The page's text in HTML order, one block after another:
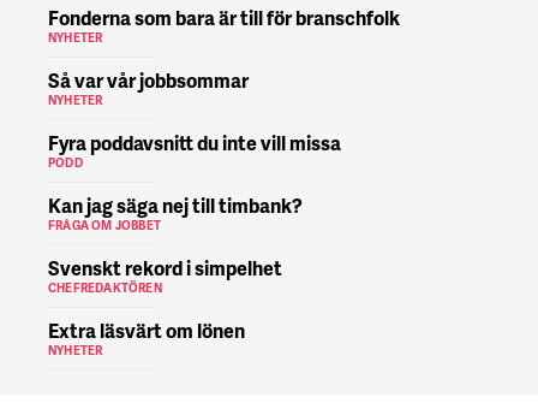
Fonderna som bara är till för branschfolk
NYHETER
Så var vår jobbsommar
NYHETER
Fyra poddavsnitt du inte vill missa
PODD
Kan jag säga nej till timbank?
FRÅGA OM JOBBET
Svenskt rekord i simpelhet
CHEFREDAKTÖREN
Extra läsvärt om lönen
NYHETER